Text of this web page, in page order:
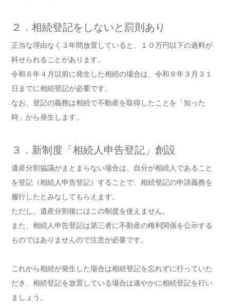
２．相続登記をしないと罰則あり
正当な理由なく３年間放置していると、１０万円以下の過料が
科せられることがあります。
令和６年４月以前に発生した相続の場合は、令和９年３月３１
日までに相続登記が必要です。
なお、登記の義務は相続で不動産を取得したことを「知った
時」から発生します。
３．新制度「相続人申告登記」創設
遺産分割協議がまとまらない場合は、自分が相続人であること
を登記（相続人申告登記）することで、相続登記の申請義務を
履行したとみなしてもらえます。
ただし、遺産分割後にはこの制度を使えません。
また、相続人申告登記は第三者に不動産の権利関係を公示する
ものではありませんので注意が必要です。
これから相続が発生した場合は相続登記を忘れずに行っていた
だき、相続登記を放置している場合は速やかに相続登記を行い
ましょう。